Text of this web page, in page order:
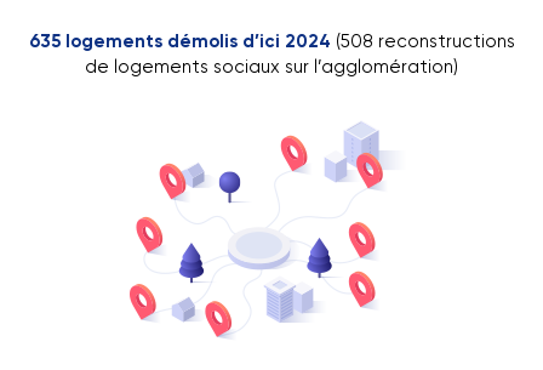
635 logements démolis d’ici 2024 (508 reconstructions
de logements sociaux sur l’agglomération)